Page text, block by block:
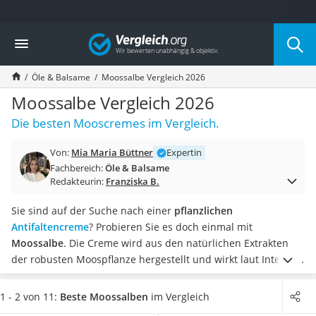
Die beliebtesten Vergleiche nach Kategorie
Drogerie
Inhalator
Haarschneider
Rollator
Braun Rasierer
Katzenklappe (Chip)
Masturbator
Massagepistole
Reisehaartrockner
Eiweißpulver
Magnesiumpräparat
Katzenklappe
Nackenmassagegerät
Zeckenschutz Katze
Vergleich
Öle & Balsame Moossalbe Vergleich 2026
Moossalbe Vergleich 2026
Die besten Mooscremes im Vergleich.
Von: Mia Maria Büttner
Expertin
Fachbereich:Öle & Balsame
Redakteurin: Franziska B.
Sie sind auf der Suche nach einer pflanzlichen
Antifaltencreme? Probieren Sie es doch einmal mit
Moossalbe. Die Creme wird aus den natürlichen Extrakten
der robusten Moospflanze hergestellt und wirkt laut Internet-
Tests effektiv gegen Falten. Als besonders wirksam gilt das
Island-Moos, das unter rauem Klima im hohen Norden
1 - 2 von 11: Beste Moossalben im Vergleich